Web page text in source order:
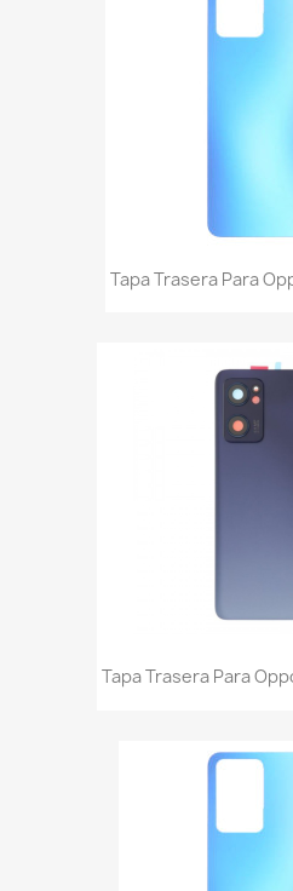
Tapa Trasera Para
Tapa Trasera Para